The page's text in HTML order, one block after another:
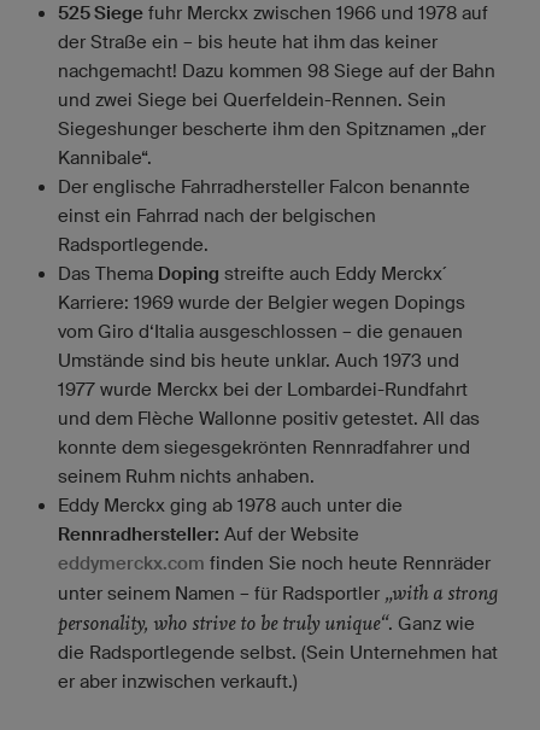
525 Siege fuhr Merckx zwischen 1966 und 1978 auf
der Straße ein – bis heute hat ihm das keiner
nachgemacht! Dazu kommen 98 Siege auf der Bahn
und zwei Siege bei Querfeldein-Rennen. Sein
Siegeshunger bescherte ihm den Spitznamen „der
Kannibale“.
Der englische Fahrradhersteller Falcon benannte
einst ein Fahrrad nach der belgischen
Radsportlegende.
Das Thema Doping streifte auch Eddy Merckx´
Karriere: 1969 wurde der Belgier wegen Dopings
vom Giro d‘Italia ausgeschlossen – die genauen
Umstände sind bis heute unklar. Auch 1973 und
1977 wurde Merckx bei der Lombardei-Rundfahrt
und dem Flèche Wallonne positiv getestet. All das
konnte dem siegesgekrönten Rennradfahrer und
seinem Ruhm nichts anhaben.
Eddy Merckx ging ab 1978 auch unter die
Rennradhersteller: Auf der Website
eddymerckx.com finden Sie noch heute Rennräder
unter seinem Namen – für Radsportler „with a strong
personality, who strive to be truly unique“. Ganz wie
die Radsportlegende selbst. (Sein Unternehmen hat
er aber inzwischen verkauft.)